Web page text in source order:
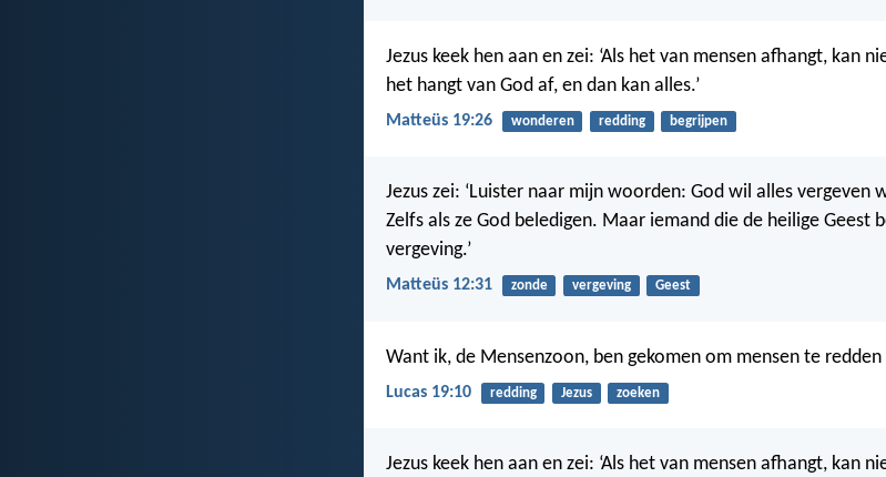
Jezus keek hen aan en zei: ‘Als het van mensen afhangt, kan
het hangt van God af, en dan kan alles.’
Matteüs 19:26 wonderen redding begrijpen
Jezus zei: ‘Luister naar mijn woorden: God wil alles vergeven
Zelfs als ze God beledigen. Maar iemand die de heilige Geest
vergeving.’
Matteüs 12:31 zonde vergeving Geest
Want ik, de Mensenzoon, ben gekomen om mensen te
Lucas 19:10 redding Jezus zoeken
Jezus keek hen aan en zei: ‘Als het van mensen afhangt, kan